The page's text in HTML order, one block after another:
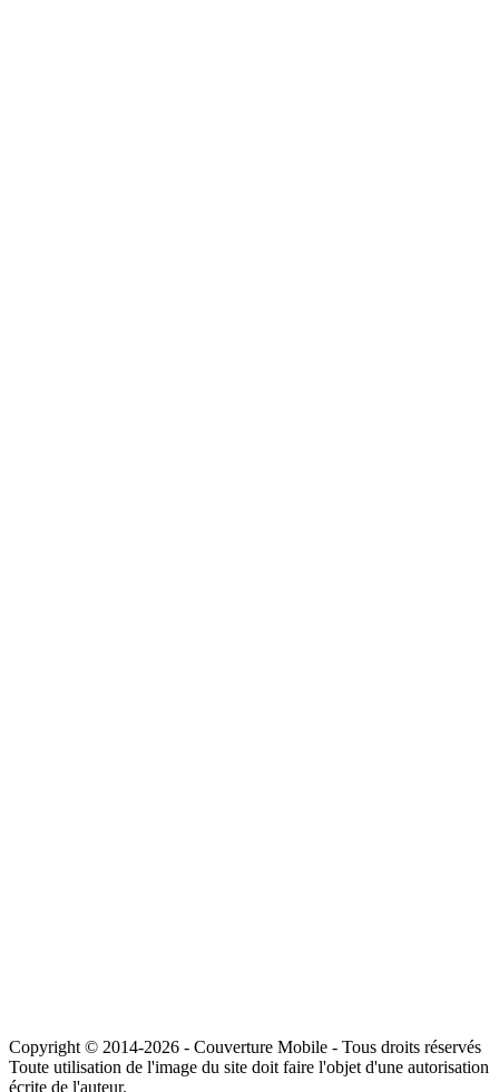
Copyright © 2014-2026 - Couverture Mobile - Tous droits réservés
Toute utilisation de l'image du site doit faire l'objet d'une autorisation
écrite de l'auteur.